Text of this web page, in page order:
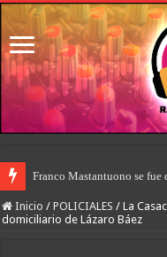
Franco Mastantuono se
Dolor en Chubut: murió el
Inicio / POLICIALES / La
domiciliario de Lázaro Báez